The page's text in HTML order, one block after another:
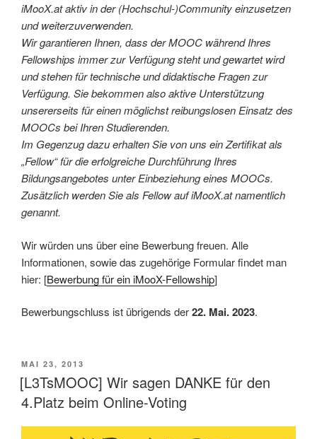
iMooX.at aktiv in der (Hochschul-)Community einzusetzen
und weiterzuverwenden.
Wir garantieren Ihnen, dass der MOOC während Ihres
Fellowships immer zur Verfügung steht und gewartet wird
und stehen für technische und didaktische Fragen zur
Verfügung. Sie bekommen also aktive Unterstützung
unsererseits für einen möglichst reibungslosen Einsatz des
MOOCs bei Ihren Studierenden.
Im Gegenzug dazu erhalten Sie von uns ein Zertifikat als
„Fellow“ für die erfolgreiche Durchführung Ihres
Bildungsangebotes unter Einbeziehung eines MOOCs.
Zusätzlich werden Sie als Fellow auf iMooX.at namentlich
genannt.
Wir würden uns über eine Bewerbung freuen. Alle
Informationen, sowie das zugehörige Formular findet man
hier: [Bewerbung für ein iMooX-Fellowship]
Bewerbungschluss ist übrigends der22. Mai. 2023.
VERÖFFENTLICHT
AM
MAI 23, 2013
[L3TsMOOC] Wir sagen DANKE für den
4.Platz beim Online-Voting